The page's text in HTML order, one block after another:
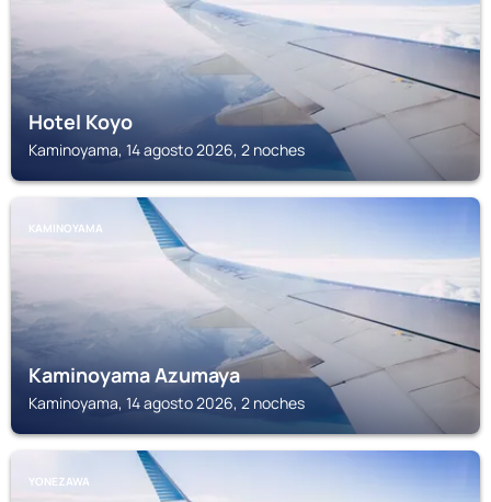
Hotel Koyo
Kaminoyama, 14 agosto 2026, 2 noches
KAMINOYAMA
Kaminoyama Azumaya
Kaminoyama, 14 agosto 2026, 2 noches
YONEZAWA